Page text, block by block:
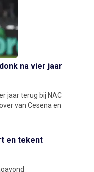
na vier jaar
jaar terug bij NAC
van Cesena en
en tekent